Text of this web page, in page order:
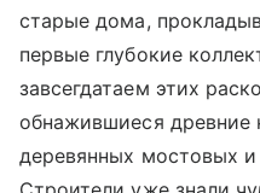
старые дома,
первые глубокие
завсегдатаем этих
обнажившиеся древние
деревянных мостовых и